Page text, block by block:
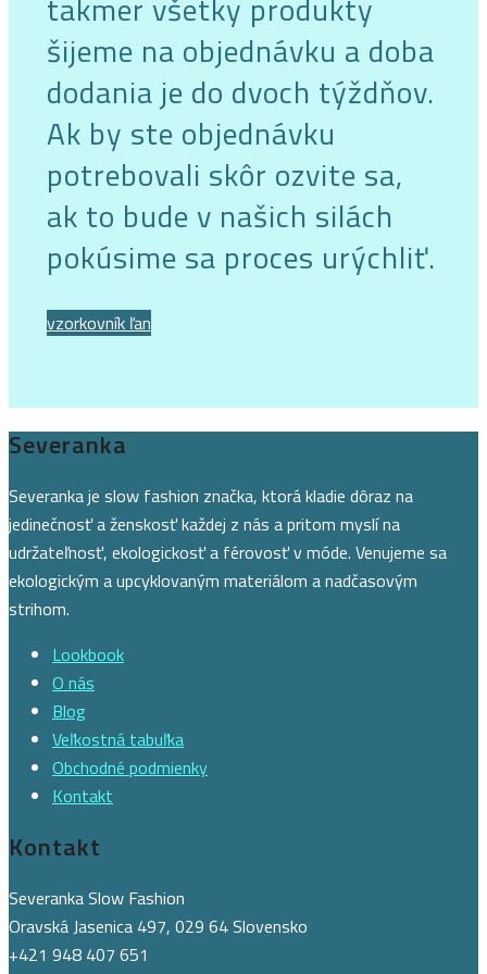
šijeme na objednávku a doba
dodania je do dvoch týždňov.
Ak by ste objednávku
potrebovali skôr ozvite sa,
ak to bude v našich silách
pokúsime sa proces urýchliť.
vzorkovník ľan
Severanka
Severanka je slow fashion značka, ktorá kladie dôraz na
jedinečnosť a ženskosť každej z nás a pritom myslí na
udržateľnosť, ekologickosť a férovosť v móde. Venujeme sa
ekologickým a upcyklovaným materiálom a nadčasovým
strihom.
Lookbook
O nás
Blog
Veľkostná tabuľka
Obchodné podmienky
Kontakt
Kontakt
Severanka Slow Fashion
Oravská Jasenica 497, 029 64 Slovensko
+421 948 407 651